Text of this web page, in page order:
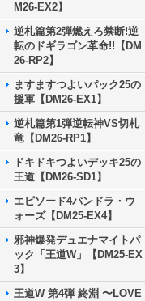
M26-EX2】
逆札篇第2弾燃えろ禁断!逆
転のドギラゴン革命!!【DM
26-RP2】
ますますつよいパック25の
援軍【DM26-EX1】
逆札篇第1弾逆転神VS切札
竜【DM26-RP1】
ドキドキつよいデッキ25の
王道【DM26-SD1】
エピソード4パンドラ・ウ
ォーズ【DM25-EX4】
邪神爆発デュエナマイトパ
ック「王道W」【DM25-EX
3】
王道W 第4弾 終淵 〜LOVE